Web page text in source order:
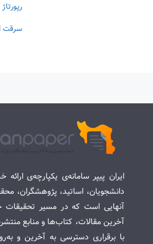
رپورتاژ
سرقت
ایران پیپر سامانه‌ی یکپارچه‌ی
دانشجویان، اساتید، پژوهشگران،
آنهایی است که در مسیر تحقیقات
آخرین مقالات، کتاب‌ها و منابع
با برقراری دسترسی به آخرین و